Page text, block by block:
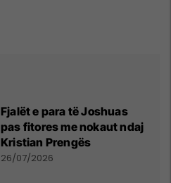
Fjalët e para të Joshuas
pas fitores me nokaut ndaj
Kristian Prengës
26/07/2026